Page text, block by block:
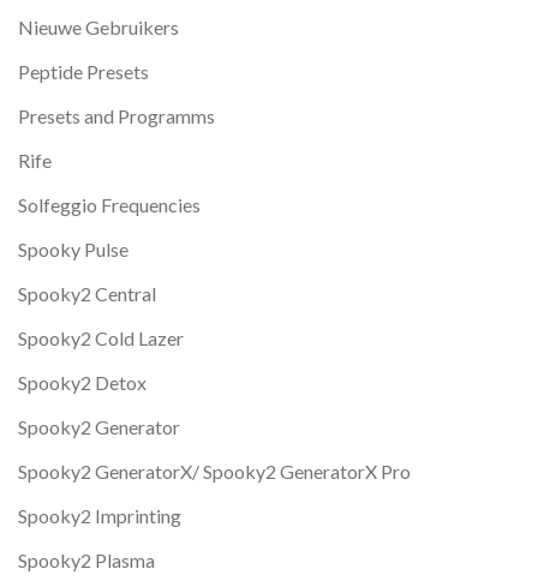
Nieuwe Gebruikers
Peptide Presets
Presets and Programms
Rife
Solfeggio Frequencies
Spooky Pulse
Spooky2 Central
Spooky2 Cold Lazer
Spooky2 Detox
Spooky2 Generator
Spooky2 GeneratorX/ Spooky2 GeneratorX Pro
Spooky2 Imprinting
Spooky2 Plasma